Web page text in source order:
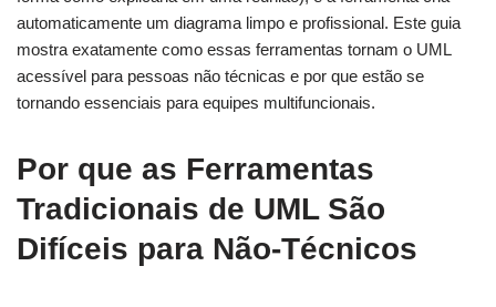
automaticamente um diagrama limpo e profissional. Este guia
mostra exatamente como essas ferramentas tornam o UML
acessível para pessoas não técnicas e por que estão se
tornando essenciais para equipes multifuncionais.
Por que as Ferramentas
Tradicionais de UML São
Difíceis para Não-Técnicos